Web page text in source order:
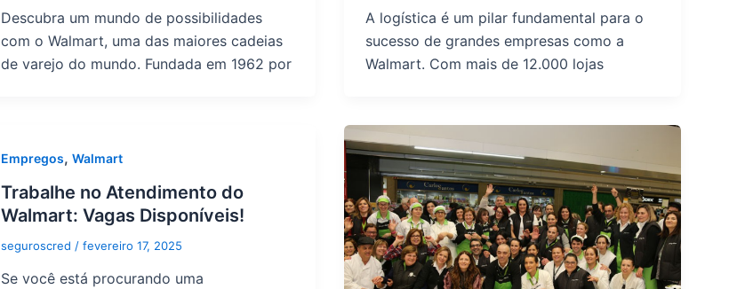
Descubra um mundo de possibilidades
com o Walmart, uma das maiores cadeias
de varejo do mundo. Fundada em 1962 por
A logística é um pilar fundamental para o
sucesso de grandes empresas como a
Walmart. Com mais de 12.000 lojas
Empregos, Walmart
Trabalhe no Atendimento do
Walmart: Vagas Disponíveis!
seguroscred / fevereiro 17, 2025
Se você está procurando uma